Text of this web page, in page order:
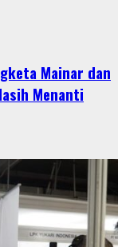
Mainar dan
Menanti